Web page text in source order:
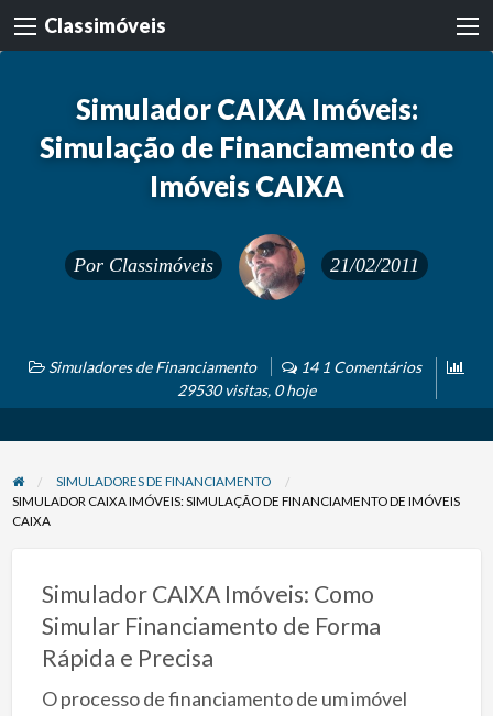
Classimóveis
Simulador CAIXA Imóveis:
Simulação de Financiamento de
Imóveis CAIXA
Por Classimóveis 21/02/2011
Simuladores de Financiamento
14 1 Comentários
29530 visitas, 0 hoje
SIMULADORES DE FINANCIAMENTO
SIMULADOR CAIXA IMÓVEIS: SIMULAÇÃO DE FINANCIAMENTO DE IMÓVEIS
CAIXA
Simulador CAIXA Imóveis: Como
Simular Financiamento de Forma
Rápida e Precisa
O processo de financiamento de um imóvel